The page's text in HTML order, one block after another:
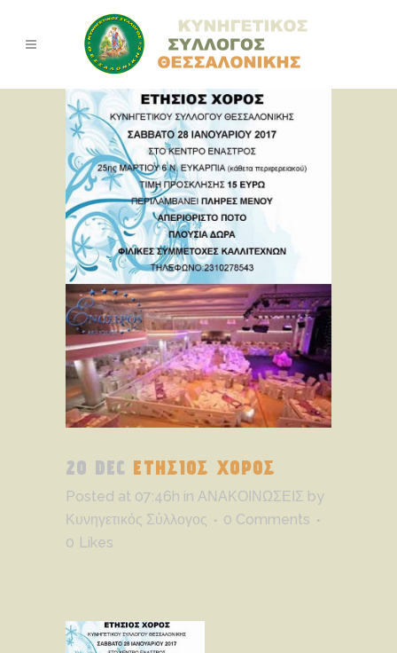
20 DEC ΕΤΗΣΙΟΣ ΧΟΡΟΣ
Posted at 07:46h in ΑΝΑΚΟΙΝΩΣΕΙΣ by
Κυνηγετικός Σύλλογος
0 Comments
0 Likes